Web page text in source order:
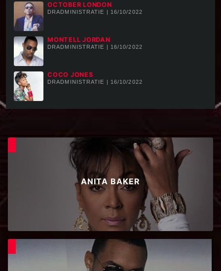
OCTOBER LONDON
DRADMINISTRATIE | 16/10/2022
MONTELL JORDAN
DRADMINISTRATIE | 16/10/2022
COCO JONES
DRADMINISTRATIE | 16/10/2022
ANITA BAKER